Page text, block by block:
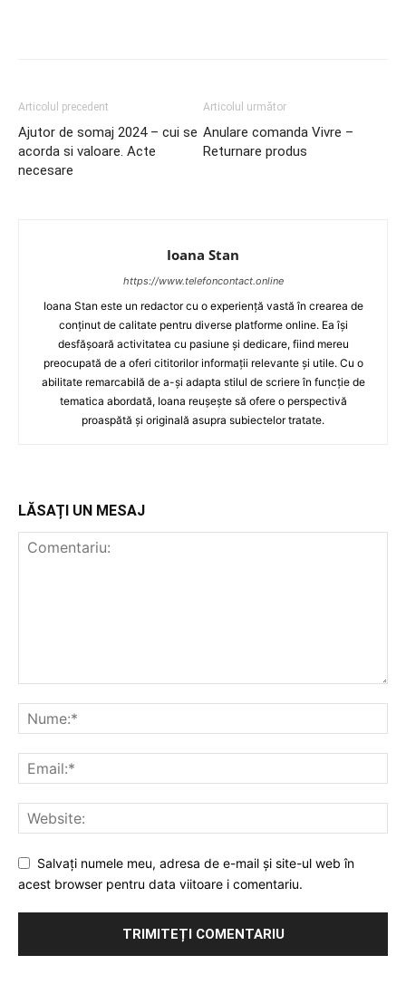
Articolul precedent
Ajutor de somaj 2024 – cui se
acorda si valoare. Acte
necesare
Articolul următor
Anulare comanda Vivre –
Returnare produs
Ioana Stan
https://www.telefoncontact.online
Ioana Stan este un redactor cu o experiență vastă în crearea de
conținut de calitate pentru diverse platforme online. Ea își
desfășoară activitatea cu pasiune și dedicare, fiind mereu
preocupată de a oferi cititorilor informații relevante și utile. Cu o
abilitate remarcabilă de a-și adapta stilul de scriere în funcție de
tematica abordată, Ioana reușește să ofere o perspectivă
proaspătă și originală asupra subiectelor tratate.
LĂSAȚI UN MESAJ
Salvați numele meu, adresa de e-mail și site-ul web în
acest browser pentru data viitoare i comentariu.